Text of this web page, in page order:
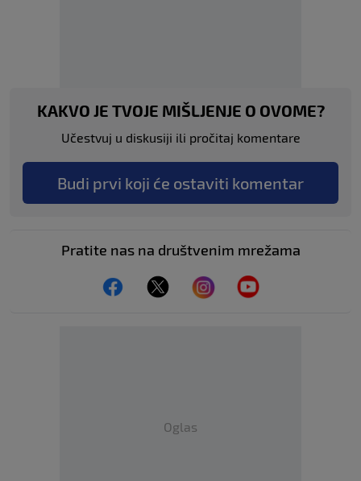
KAKVO JE TVOJE MIŠLJENJE O OVOME?
Učestvuj u diskusiji ili pročitaj komentare
Budi prvi koji će ostaviti komentar
Pratite nas na društvenim mrežama
Oglas